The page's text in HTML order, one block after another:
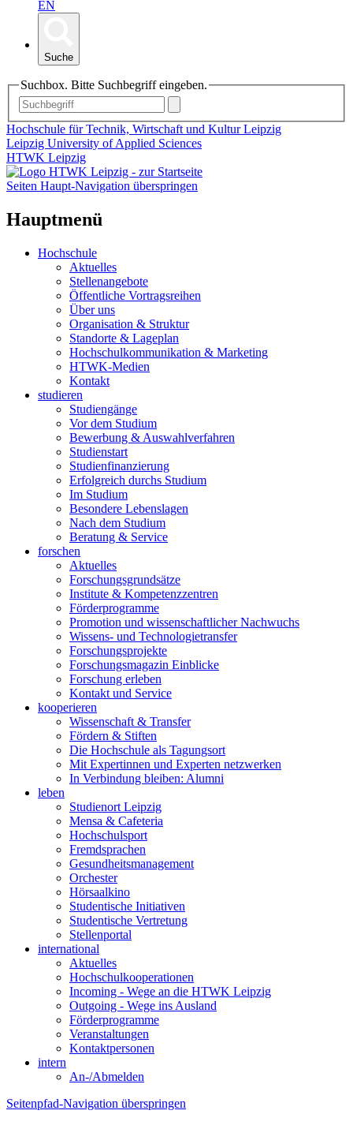
EN
Suche
Suchbox. Bitte Suchbegriff eingeben.
Hochschule für Technik, Wirtschaft und Kultur Leipzig
Leipzig University of Applied Sciences
HTWK Leipzig
Seiten Haupt-Navigation überspringen
Hauptmenü
Hochschule
Aktuelles
Stellenangebote
Öffentliche Vortragsreihen
Über uns
Organisation & Struktur
Standorte & Lageplan
Hochschulkommunikation & Marketing
HTWK-Medien
Kontakt
studieren
Studiengänge
Vor dem Studium
Bewerbung & Auswahlverfahren
Studienstart
Studienfinanzierung
Erfolgreich durchs Studium
Im Studium
Besondere Lebenslagen
Nach dem Studium
Beratung & Service
forschen
Aktuelles
Forschungsgrundsätze
Institute & Kompetenzzentren
Förderprogramme
Promotion und wissenschaftlicher Nachwuchs
Wissens- und Technologietransfer
Forschungsprojekte
Forschungsmagazin Einblicke
Forschung erleben
Kontakt und Service
kooperieren
Wissenschaft & Transfer
Fördern & Stiften
Die Hochschule als Tagungsort
Mit Expertinnen und Experten netzwerken
In Verbindung bleiben: Alumni
leben
Studienort Leipzig
Mensa & Cafeteria
Hochschulsport
Fremdsprachen
Gesundheitsmanagement
Orchester
Hörsaalkino
Studentische Initiativen
Studentische Vertretung
Stellenportal
international
Aktuelles
Hochschulkooperationen
Incoming - Wege an die HTWK Leipzig
Outgoing - Wege ins Ausland
Förderprogramme
Veranstaltungen
Kontaktpersonen
intern
An-/Abmelden
Seitenpfad-Navigation überspringen